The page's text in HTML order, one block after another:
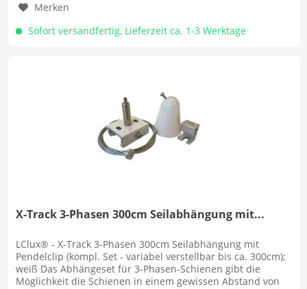
Merken
Sofort versandfertig, Lieferzeit ca. 1-3 Werktage
X-Track 3-Phasen 300cm Seilabhängung mit...
LClux® - X-Track 3-Phasen 300cm Seilabhängung mit
Pendelclip (kompl. Set - variabel verstellbar bis ca. 300cm);
weiß Das Abhängeset für 3-Phasen-Schienen gibt die
Möglichkeit die Schienen in einem gewissen Abstand von